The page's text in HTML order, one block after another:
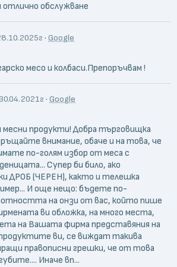
обслужване
· Google
месо и колбаси.Препоръчвам !
30.04.2021г · Google
месни продукти! Добра търговищка
внимание, обаче и на това, че
по-голям избор от меса с
Супер би било, ако
ДРОБ (ЧЕРЕН), както и телешка
И още нещо: бъдете по-
на онзи от вас, който пише
ви обложка, на много места,
на Вашата фирма представяния на
ви, се виждат такива
правописни грешки, че от това
Иначе вп...